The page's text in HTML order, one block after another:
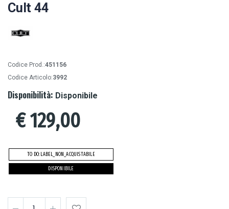
Cult 44
Codice Prod.:451156
Codice Articolo:3992
Disponibilità: Disponibile
€129,00
TO DO: LABEL_NON_ACQUISTABILE
DISPONIBILE